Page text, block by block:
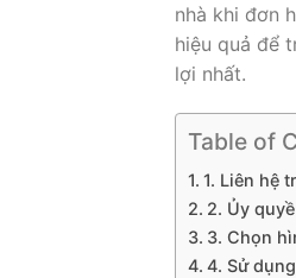
nhà khi đơn
hiệu quả để
lợi nhất.
Table of
1. Liên hệ
2. Ủy
3. Chọn
4. Sử